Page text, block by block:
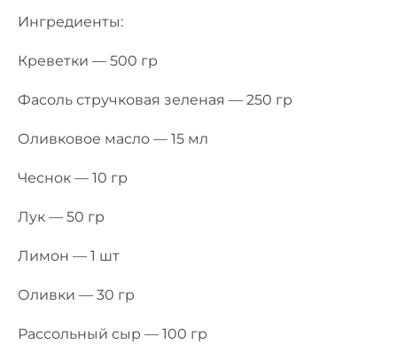
Ингредиенты:
Креветки — 500 гр
Фасоль стручковая зеленая — 250 гр
Оливковое масло — 15 мл
Чеснок — 10 гр
Лук — 50 гр
Лимон — 1 шт
Оливки — 30 гр
Рассольный сыр — 100 гр